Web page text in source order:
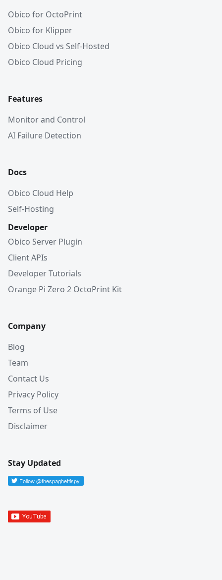
Obico for OctoPrint
Obico for Klipper
Obico Cloud vs Self-Hosted
Obico Cloud Pricing
Features
Monitor and Control
AI Failure Detection
Docs
Obico Cloud Help
Self-Hosting
Developer
Obico Server Plugin
Client APIs
Developer Tutorials
Orange Pi Zero 2 OctoPrint Kit
Company
Blog
Team
Contact Us
Privacy Policy
Terms of Use
Disclaimer
Stay Updated